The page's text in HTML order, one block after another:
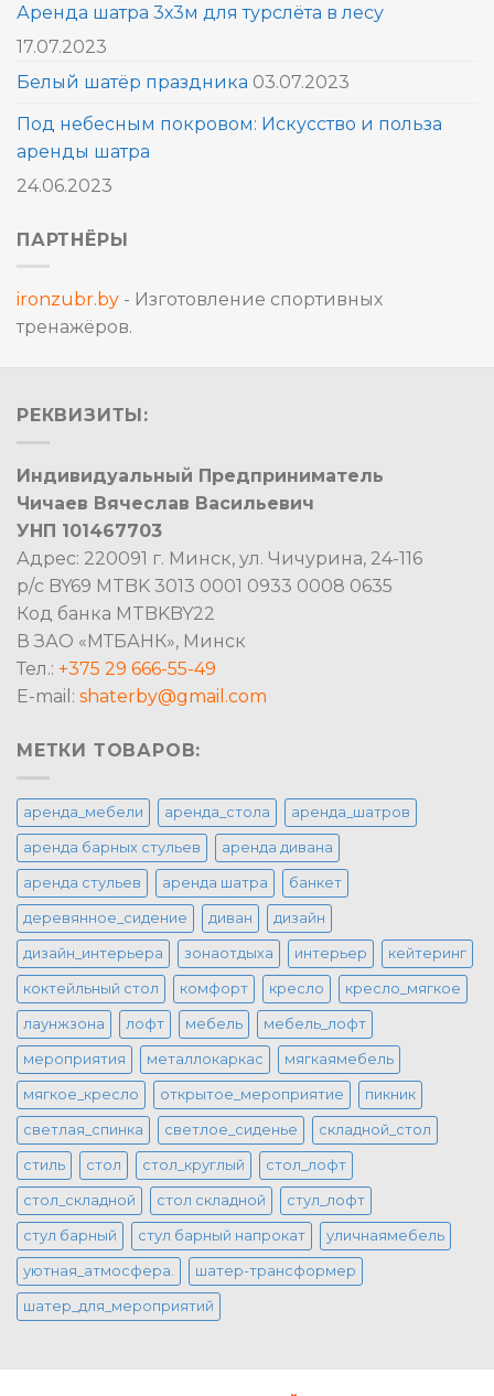
Аренда шатра 3х3м для турслёта в лесу
17.07.2023
Белый шатёр праздника 03.07.2023
Под небесным покровом: Искусство и польза
аренды шатра
24.06.2023
ПАРТНЁРЫ
ironzubr.by - Изготовление спортивных
тренажёров.
РЕКВИЗИТЫ:
Индивидуальный Предприниматель
Чичаев Вячеслав Васильевич
УНП 101467703
Адрес: 220091 г. Минск, ул. Чичурина, 24-116
р/с BY69 MTBK 3013 0001 0933 0008 0635
Код банка MTBKBY22
В ЗАО «МТБАНК», Минск
Тел.: +375 29 666-55-49
E-mail: shaterby@gmail.com
МЕТКИ ТОВАРОВ:
аренда_мебели аренда_стола аренда_шатров
аренда барных стульев аренда дивана
аренда стульев аренда шатра банкет
деревянное_сидение диван дизайн
дизайн_интерьера зонаотдыха интерьер кейтеринг
коктейльный стол комфорт кресло кресло_мягкое
лаунжзона лофт мебель мебель_лофт
мероприятия металлокаркас мягкаямебель
мягкое_кресло открытое_мероприятие пикник
светлая_спинка светлое_сиденье складной_стол
стиль стол стол_круглый стол_лофт
стол_складной стол складной стул_лофт
стул барный стул барный напрокат уличнаямебель
уютная_атмосфера. шатер-трансформер
шатер_для_мероприятий